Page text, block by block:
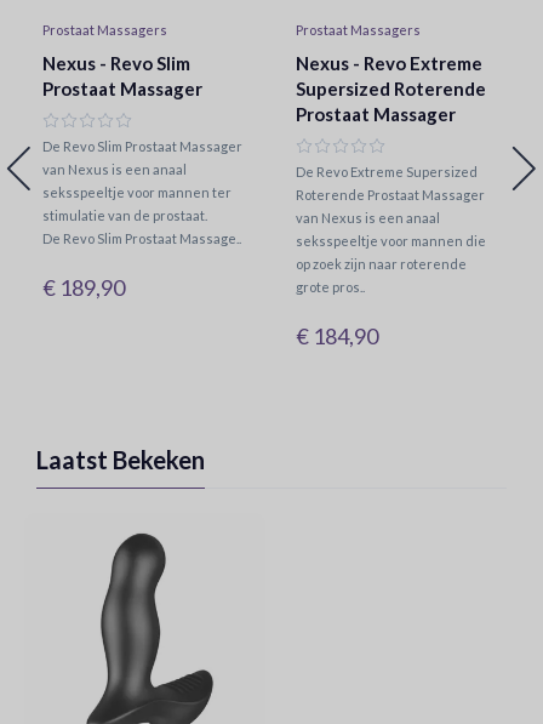
Prostaat Massagers
Nexus - Revo Slim
Prostaat Massager
De Revo Slim Prostaat Massager
van Nexus is een anaal
seksspeeltje voor mannen ter
stimulatie van de prostaat.
De Revo Slim Prostaat Massage..
€ 189,90
Prostaat Massagers
Nexus - Revo Extreme
Supersized Roterende
Prostaat Massager
De Revo Extreme Supersized
Roterende Prostaat Massager
van Nexus is een anaal
seksspeeltje voor mannen die
op zoek zijn naar roterende
grote pros..
€ 184,90
Laatst Bekeken